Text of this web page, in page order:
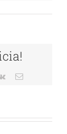
Vk
Correo